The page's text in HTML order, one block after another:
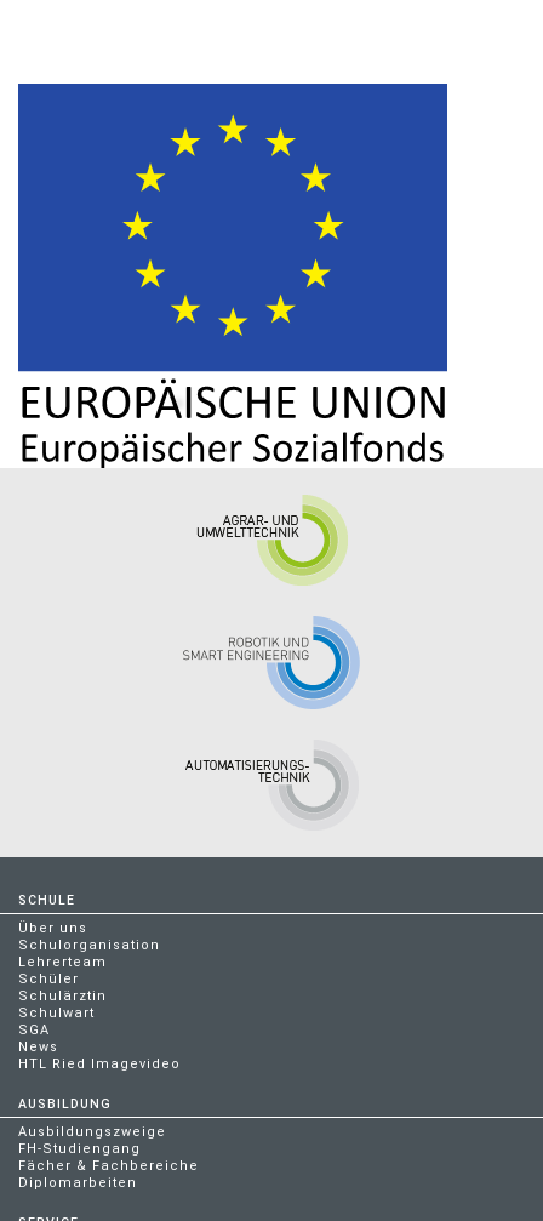
SCHULE
Über uns
Schulorganisation
Lehrerteam
Schüler
Schulärztin
Schulwart
SGA
News
HTL Ried Imagevideo
AUSBILDUNG
Ausbildungszweige
FH-Studiengang
Fächer & Fachbereiche
Diplomarbeiten